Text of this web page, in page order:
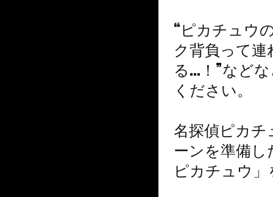
“ピカチュウ
ク背負って
る…！”など
ください。
名探偵ピカ
ーンを準備
ピカチュウ